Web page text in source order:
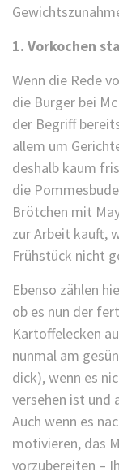
1. Vorkochen
Wenn die Rede
die Burger bei
der Begriff
allem um
deshalb kaum
die
Brötchen mit
zur Arbeit kauft,
Frühstück nicht
Ebenso zählen
ob es nun der
Kartoffelecken
nunmal am
dick), wenn es
versehen ist und
Auch wenn es
motivieren, das
vorzubereiten –